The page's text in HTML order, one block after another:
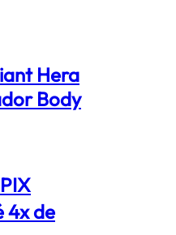
Hera
Body
4x de